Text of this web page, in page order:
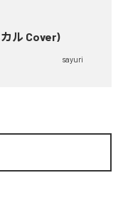
ル Cover)
sayuri